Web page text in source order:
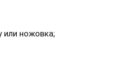
или ножовка;